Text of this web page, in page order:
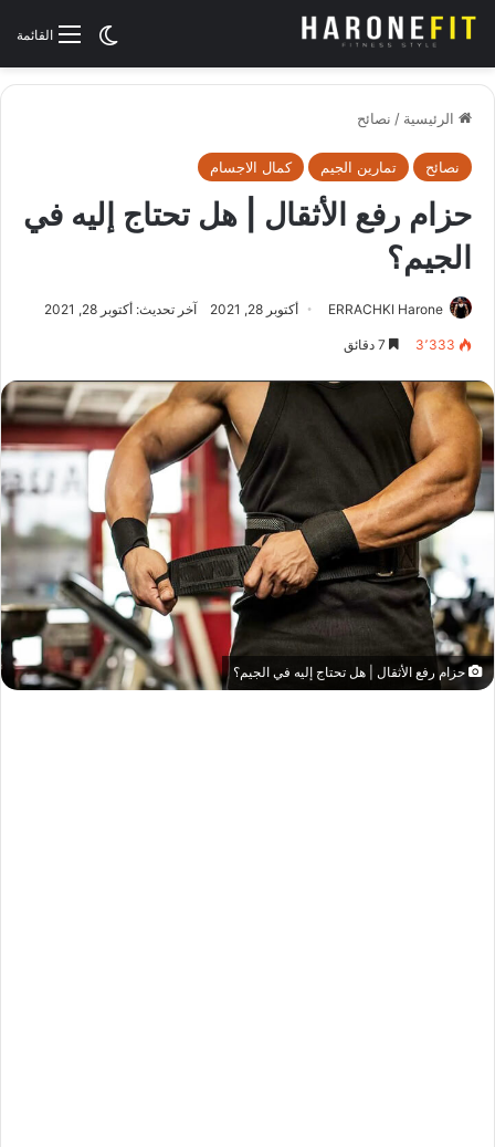
القائمةالوضع
الرئيسية / نصائح
نصائح تمارين الجيم كمال الاجسام
حزام رفع الأثقال | هل تحتاج إليه في
الجيم؟
ERRACHKI Harone أكتوبر 28, 2021 آخر تحديث: أكتوبر 28, 2021
3٬333
حزام رفع الأثقال | هل تحتاج إليه في الجيم؟